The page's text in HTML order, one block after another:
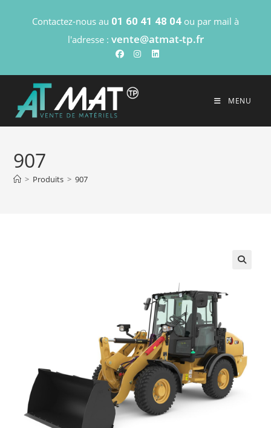
Contactez-nous au 01 60 41 48 04 ou par mail à
l'adresse : vente@atmat-tp.fr
MENU
907
> Produits > 907